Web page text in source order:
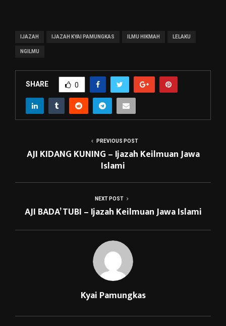
IJAZAH IJAZAH KYAI PAMUNGKAS ILMU HIKMAH LELAKU
NGILMU
SHARE 0
PREVIOUS POST
AJI KIDANG KUNING – Ijazah Keilmuan Jawa
Islami
NEXT POST
AJI BADA’ TUBI – Ijazah Keilmuan Jawa Islami
Kyai Pamungkas